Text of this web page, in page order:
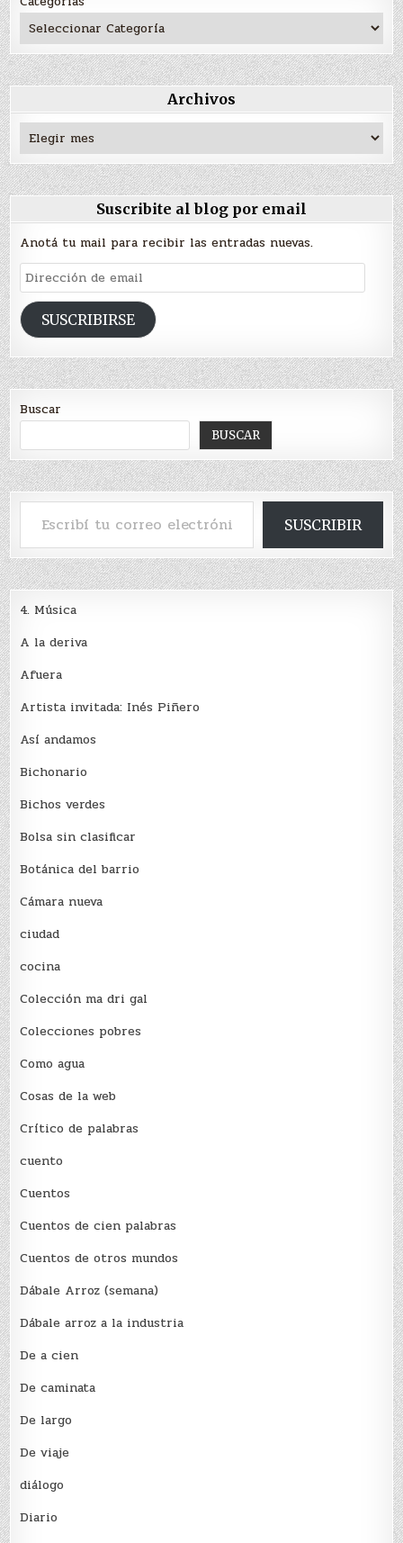
Archivos
Archivos
Suscribite al blog por email
Anotá tu mail para recibir las entradas nuevas.
Dirección
de
emailSUSCRIBIRSE
Buscar
BUSCAR
Escribí tu correo electrónico…
SUSCRIBIR
4. Música
A la deriva
Afuera
Artista invitada: Inés Piñero
Así andamos
Bichonario
Bichos verdes
Bolsa sin clasificar
Botánica del barrio
Cámara nueva
ciudad
cocina
Colección ma dri gal
Colecciones pobres
Como agua
Cosas de la web
Crítico de palabras
cuento
Cuentos
Cuentos de cien palabras
Cuentos de otros mundos
Dábale Arroz (semana)
Dábale arroz a la industria
De a cien
De caminata
De largo
De viaje
diálogo
Diario